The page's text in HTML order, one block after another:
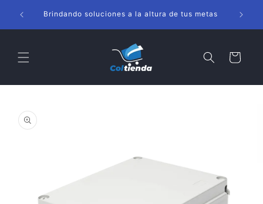
directamenteBrindando soluciones a la altura de tus metas
Carrito
a la
información